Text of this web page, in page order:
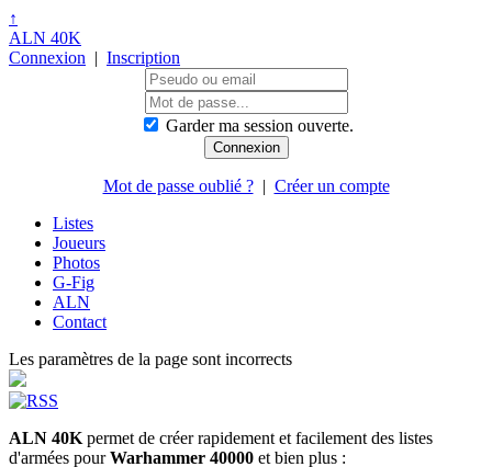
↑
ALN 40K
Connexion | Inscription
Garder ma session ouverte.
Mot de passe oublié ?| Créer un compte
Listes
Joueurs
Photos
G-Fig
ALN
Contact
Les paramètres de la page sont incorrects
ALN 40K permet de créer rapidement et facilement des listes
d'armées pourWarhammer 40000 et bien plus :